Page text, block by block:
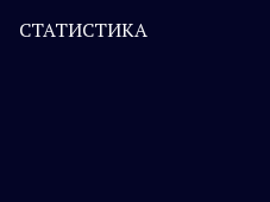
СТАТИСТИКА